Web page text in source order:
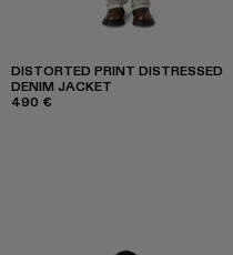
DISTORTED PRINT DISTRESSED
DENIM JACKET
490 €